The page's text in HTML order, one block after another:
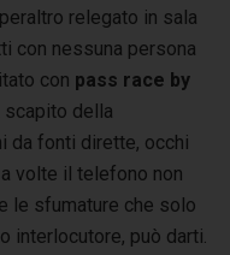
relegato in sala
con nessuna persona
con pass race by
scapito della
da fonti dirette, occhi
volte il telefono non
le sfumature che solo
interlocutore, può darti.